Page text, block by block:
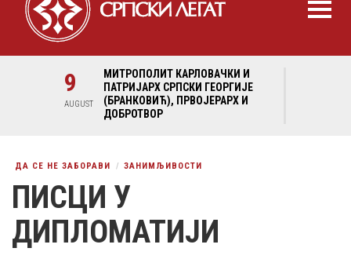
9
AUGUST
МИТРОПОЛИТ КАРЛОВАЧКИ И
ПАТРИЈАРХ СРПСКИ ГЕОРГИЈЕ
(БРАНКОВИЋ), ПРВОЈЕРАРХ И
ДОБРОТВОР
ДА СЕ НЕ ЗАБОРАВИ ЗАНИМЉИВОСТИ
ПИСЦИ У
ДИПЛОМАТИЈИ